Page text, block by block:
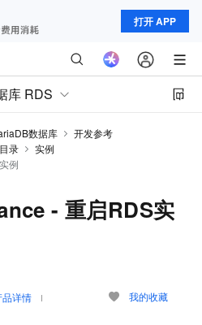
打开 APP
库 RDS
数据库
开发参考
录
实例
例
- 重启RDS实
品详情 我的收藏